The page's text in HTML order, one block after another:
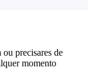
precisares de
momento